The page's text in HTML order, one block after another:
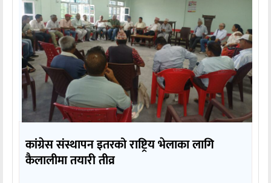
कांग्रेस संस्थापन इतरको राष्ट्रिय भेलाका लागि
कैलालीमा तयारी तीव्र